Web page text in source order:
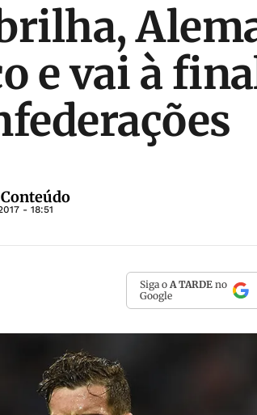
e vai à
- 18:51
Siga o A TARDE no
Google